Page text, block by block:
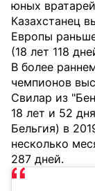
юных
Казахстанец
Европы
(18 лет 118
В более
чемпионов
Свилар из
18 лет и 52
Бельгия) в
несколько
287 дней.